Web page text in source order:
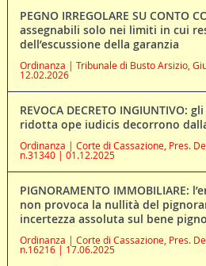
PEGNO IRREGOLARE SU CONTO
assegnabili solo nei limiti in cui
dell’escussione della garanzia
Ordinanza | Tribunale di Busto Arsizio,
12.02.2026
REVOCA DECRETO INGIUNTIVO:
ridotta ope iudicis decorrono
Ordinanza | Corte di Cassazione, Pres.
n.31340 | 01.12.2025
PIGNORAMENTO IMMOBILIARE:
non provoca la nullità del
incertezza assoluta sul bene
Ordinanza | Corte di Cassazione, Pres.
n.16216 | 17.06.2025